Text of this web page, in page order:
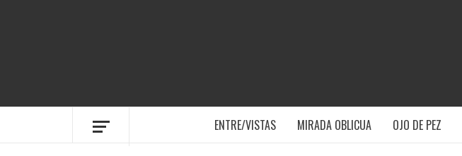
ENTRE/VISTAS MIRADA OBLICUA OJO DE PEZ